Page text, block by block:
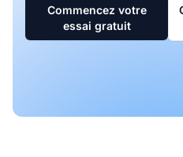
Commencez votre
essai gratuit